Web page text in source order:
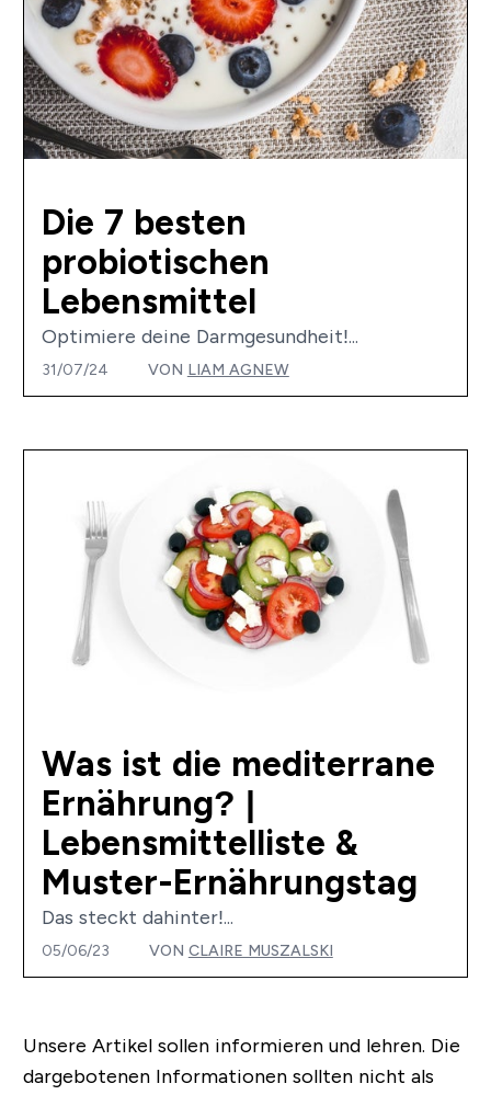
Die 7 besten
probiotischen
Lebensmittel
Optimiere deine Darmgesundheit!...
31/07/24 VON LIAM AGNEW
Was ist die mediterrane
Ernährung? |
Lebensmittelliste &
Muster-Ernährungstag
Das steckt dahinter!...
05/06/23 VON CLAIRE MUSZALSKI
Unsere Artikel sollen informieren und lehren. Die
dargebotenen Informationen sollten nicht als